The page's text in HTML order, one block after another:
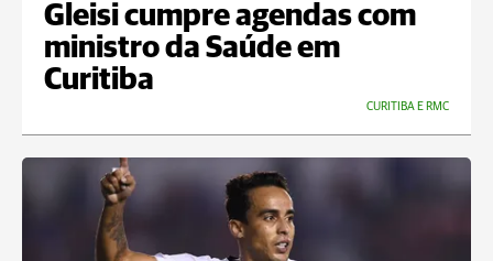
Gleisi cumpre agendas com
ministro da Saúde em
Curitiba
CURITIBA E RMC